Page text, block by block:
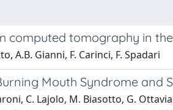
computed tomography in
A.B. Gianni, F. Carinci, F. Spadari
Mouth Syndrome and
C. Lajolo, M. Biasotto, G.